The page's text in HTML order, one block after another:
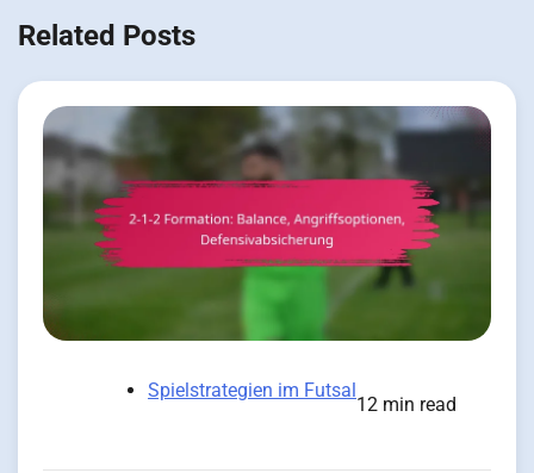
Related Posts
Spielstrategien im Futsal
12 min read